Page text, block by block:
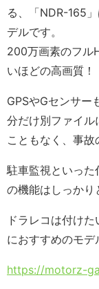
る、「NDR-165
デルです。
200万画素のフル
いほどの高画質！
GPSやGセンサー
分だけ別ファイル
こともなく、事故
駐車監視といっ
の機能はしっかり
ドラレコは付け
におすすめのモデ
https://motorz-